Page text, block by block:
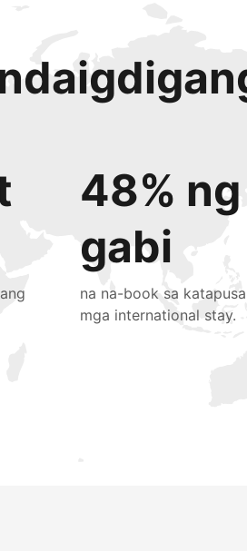
48%
gabi
na na-book sa
mga international stay.